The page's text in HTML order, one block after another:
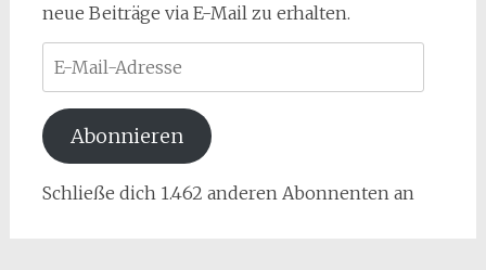
neue Beiträge via E-Mail zu erhalten.
Mail-
Adresse
Abonnieren
Schließe dich 1.462 anderen Abonnenten an